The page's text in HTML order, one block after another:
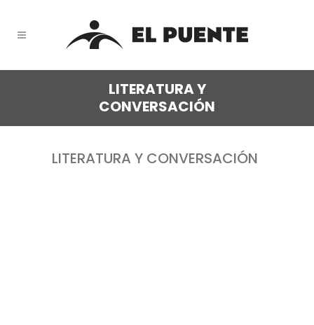
LITERATURA Y
CONVERSACIÓN
LITERATURA Y CONVERSACIÓN